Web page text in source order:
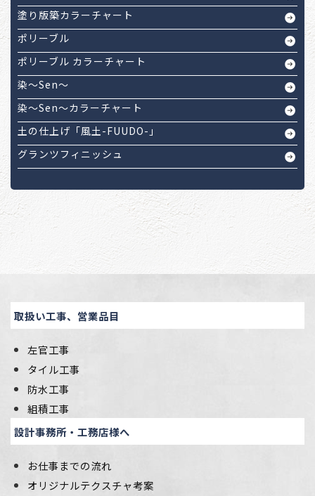
塗り版築カラーチャート
ポリーブル
ポリーブル カラーチャート
染～Sen～
染～Sen～カラーチャート
土の仕上げ「風土-FUUDO-」
グランツフィニッシュ
取扱い工事、営業品目
左官工事
タイル工事
防水工事
組積工事
設計事務所・工務店様へ
お仕事までの流れ
オリジナルテクスチャ考案